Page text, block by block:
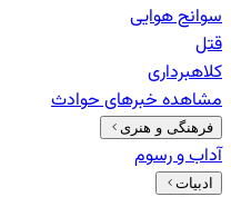
سوانح هوایی
قتل
کلاهبرداری
مشاهده خبرهایحوادث
فرهنگی و هنری
آداب و رسوم
ادبیات